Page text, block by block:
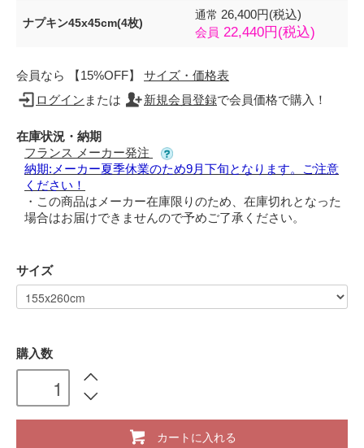
ナプキン45x45cm(4枚)
通常 26,400円(税込)
会員 22,440円(税込)
会員なら 【15%OFF】 サイズ・価格表
ログイン または 新規会員登録で会員価格で購入！
在庫状況・納期
フランス メーカー発注
納期:メーカー夏季休業のため9月下旬となります。ご注意
ください！
・この商品はメーカー在庫限りのため、在庫切れとなった
場合はお届けできませんので予めご了承ください。
サイズ
購入数
カートに入れる